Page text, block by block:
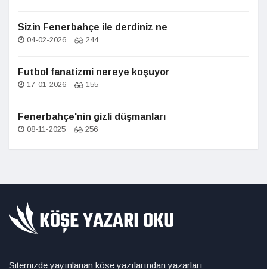
Sizin Fenerbahçe ile derdiniz ne
04-02-2026 244
Futbol fanatizmi nereye koşuyor
17-01-2026 155
Fenerbahçe'nin gizli düşmanları
08-11-2025 256
Sitemizde yayınlanan köşe yazılarından yazarları